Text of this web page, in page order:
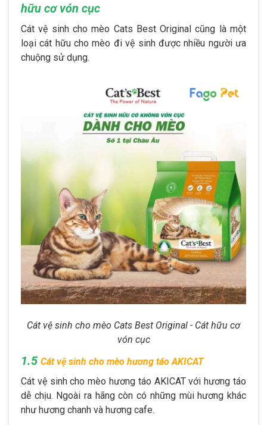
hữu cơ vón cục
Cát vệ sinh cho mèo Cats Best Original cũng là một
loại cát hữu cho mèo đi vệ sinh được nhiều người ưa
chuộng sử dụng.
Cát vệ sinh cho mèo Cats Best Original - Cát hữu cơ
vón cục
1.5 Cát vệ sinh cho mèo hương táo AKICAT
Cát vệ sinh cho mèo hương táo AKICAT với hương táo
dễ chịu. Ngoài ra hãng còn có những mùi hương khác
như hương chanh và hương cafe.